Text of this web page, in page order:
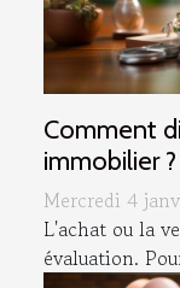
Comment
immobilier ?
Mercredi 4
L'achat ou la
évaluation.